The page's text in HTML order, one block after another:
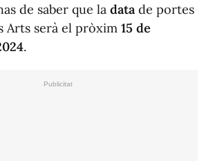
de saber que la data de portes
Arts serà el pròxim 15 de
.